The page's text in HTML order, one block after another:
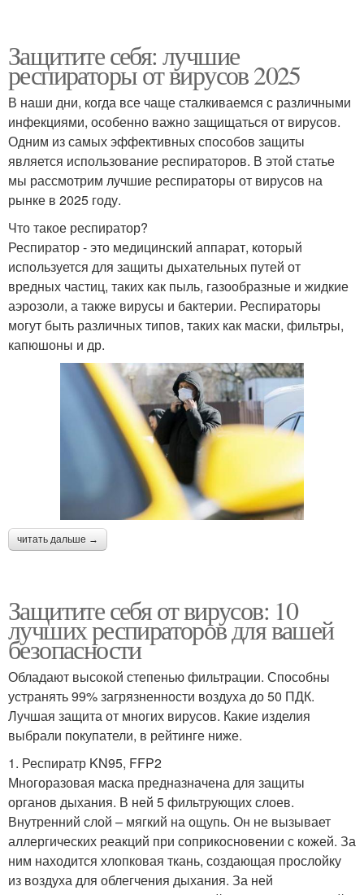
Защитите себя: лучшие
респираторы от вирусов 2025
В наши дни, когда все чаще сталкиваемся с различными
инфекциями, особенно важно защищаться от вирусов.
Одним из самых эффективных способов защиты
является использование респираторов. В этой статье
мы рассмотрим лучшие респираторы от вирусов на
рынке в 2025 году.
Что такое респиратор?
Респиратор - это медицинский аппарат, который
используется для защиты дыхательных путей от
вредных частиц, таких как пыль, газообразные и жидкие
аэрозоли, а также вирусы и бактерии. Респираторы
могут быть различных типов, таких как маски, фильтры,
капюшоны и др.
читать дальше →
Защитите себя от вирусов: 10
лучших респираторов для вашей
безопасности
Обладают высокой степенью фильтрации. Способны
устранять 99% загрязненности воздуха до 50 ПДК.
Лучшая защита от многих вирусов. Какие изделия
выбрали покупатели, в рейтинге ниже.
1. Респиратр KN95, FFP2
Многоразовая маска предназначена для защиты
органов дыхания. В ней 5 фильтрующих слоев.
Внутренний слой – мягкий на ощупь. Он не вызывает
аллергических реакций при соприкосновении с кожей. За
ним находится хлопковая ткань, создающая прослойку
из воздуха для облегчения дыхания. За ней